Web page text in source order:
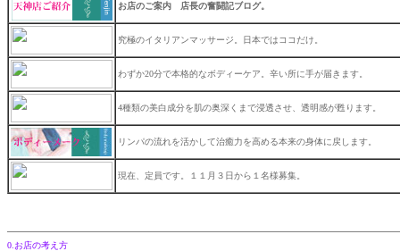
お店のご案内 店長の奮闘記ブログ。
究極のイタリアンマッサージ。日本ではココだけ。
わずか20分で本格的なボディーケア。辛い所に手が届きます。
4種類の美白成分を肌の奥深くまで浸透させ、透明感が甦ります。
リンパの流れを活かして治癒力を高める本来の身体に戻します。
現在、定員です。１１月３日から１名様募集。
0.お店の考え方